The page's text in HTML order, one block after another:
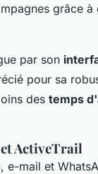
grâce
par son
pour sa
des temps
ActiveTrail
e-mail et